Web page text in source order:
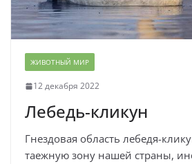
ЖИВОТНЫЙ МИР
12 декабря 2022
Лебедь-кликун
Гнездовая область лебедя-
таежную зону нашей страны,